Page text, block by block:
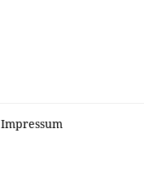
Impressum